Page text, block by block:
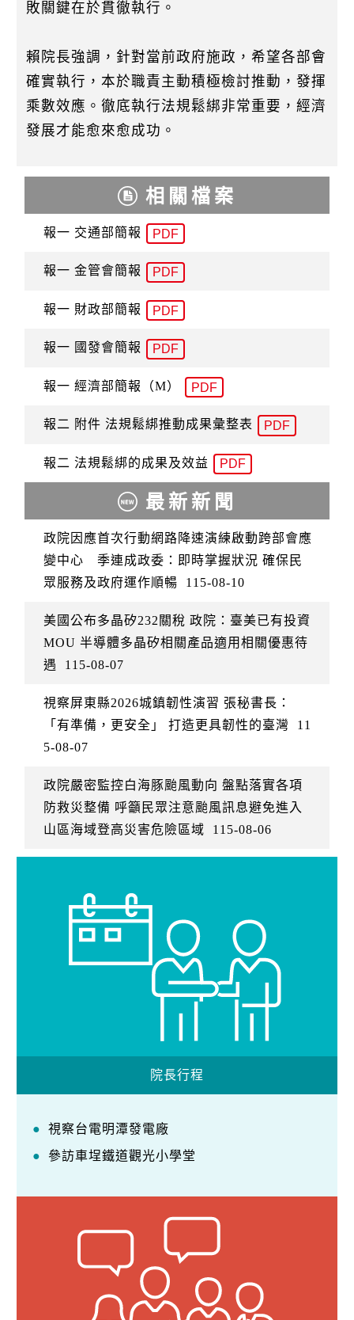
敗關鍵在於貫徹執行。
賴院長強調，針對當前政府施政，希望各部會
確實執行，本於職責主動積極檢討推動，發揮
乘數效應。徹底執行法規鬆綁非常重要，經濟
發展才能愈來愈成功。
相關檔案
報一 交通部簡報 PDF
報一 金管會簡報 PDF
報一 財政部簡報 PDF
報一 國發會簡報 PDF
報一 經濟部簡報（M） PDF
報二 附件 法規鬆綁推動成果彙整表 PDF
報二 法規鬆綁的成果及效益 PDF
最新新聞
政院因應首次行動網路降速演練啟動跨部會應
變中心 季連成政委：即時掌握狀況 確保民
眾服務及政府運作順暢
115-08-10
美國公布多晶矽232關稅 政院：臺美已有投資
MOU 半導體多晶矽相關產品適用相關優惠待
遇
115-08-07
視察屏東縣2026城鎮韌性演習 張秘書長：
「有準備，更安全」 打造更具韌性的臺灣
11
5-08-07
政院嚴密監控白海豚颱風動向 盤點落實各項
防救災整備 呼籲民眾注意颱風訊息避免進入
山區海域登高災害危險區域
115-08-06
院長行程
視察台電明潭發電廠
參訪車埕鐵道觀光小學堂